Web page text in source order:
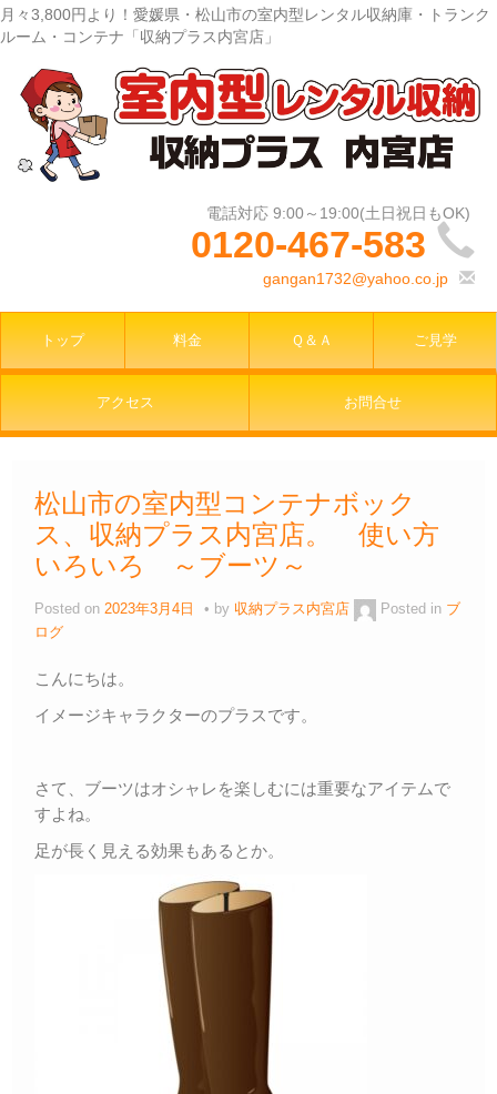
月々3,800円より！愛媛県・松山市の室内型レンタル収納庫・トランク
ルーム・コンテナ「収納プラス内宮店」
0120-467-583
gangan1732@yahoo.co.jp
トップ 料金 Ｑ＆Ａ ご見学
アクセス お問合せ
松山市の室内型コンテナボック
ス、収納プラス内宮店。 使い方
いろいろ ～ブーツ～
Posted on 2023年3月4日 by 収納プラス内宮店 Posted in ブ
ログ
こんにちは。
イメージキャラクターのプラスです。
さて、ブーツはオシャレを楽しむには重要なアイテムで
すよね。
足が長く見える効果もあるとか。